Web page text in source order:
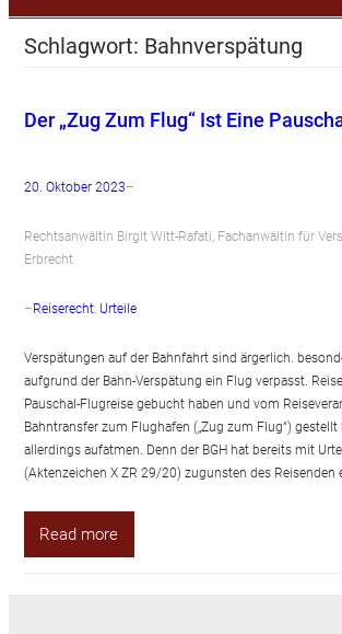
Schlagwort: Bahnverspätung
Der „Zug Zum Flug“ Ist Eine
20. Oktober 2023–
Rechtsanwältin Birgit Witt-Rafati, Fachanwältin für
Erbrecht
–Reiserecht, Urteile
Verspätungen auf der Bahnfahrt sind ärgerlich.
aufgrund der Bahn-Verspätung ein Flug verpasst.
Pauschal-Flugreise gebucht haben und vom
Bahntransfer zum Flughafen („Zug zum Flug“)
allerdings aufatmen. Denn der BGH hat bereits mit
(Aktenzeichen X ZR 29/20) zugunsten des Reisenden
Read more